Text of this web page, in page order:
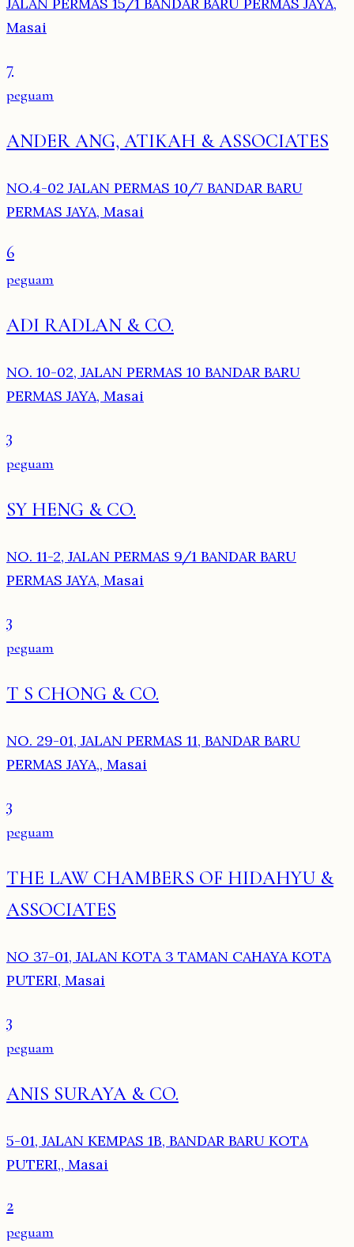
Masai
7
peguam
ANDER ANG, ATIKAH & ASSOCIATES
NO.4-02 JALAN PERMAS 10/7 BANDAR BARU
PERMAS JAYA, Masai
6
peguam
ADI RADLAN & CO.
NO. 10-02, JALAN PERMAS 10 BANDAR BARU
PERMAS JAYA, Masai
3
peguam
SY HENG & CO.
NO. 11-2, JALAN PERMAS 9/1 BANDAR BARU
PERMAS JAYA, Masai
3
peguam
T S CHONG & CO.
NO. 29-01, JALAN PERMAS 11, BANDAR BARU
PERMAS JAYA,, Masai
3
peguam
THE LAW CHAMBERS OF HIDAHYU &
ASSOCIATES
NO 37-01, JALAN KOTA 3 TAMAN CAHAYA KOTA
PUTERI, Masai
3
peguam
ANIS SURAYA & CO.
5-01, JALAN KEMPAS 1B, BANDAR BARU KOTA
PUTERI,, Masai
2
peguam